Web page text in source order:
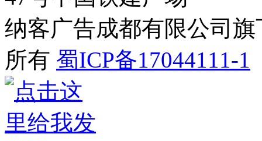
纳客广告成都有限公司旗
所有 蜀ICP备17044111-1